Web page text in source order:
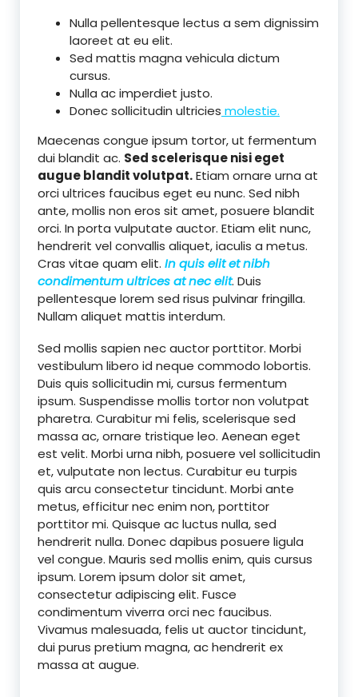
Nulla pellentesque lectus a sem dignissim
laoreet at eu elit.
Sed mattis magna vehicula dictum
cursus.
Nulla ac imperdiet justo.
Donec sollicitudin ultricies molestie.
Maecenas congue ipsum tortor, ut fermentum
dui blandit ac. Sed scelerisque nisi eget
augue blandit volutpat.Etiam ornare urna at
orci ultrices faucibus eget eu nunc. Sed nibh
ante, mollis non eros sit amet, posuere blandit
orci. In porta vulputate auctor. Etiam elit nunc,
hendrerit vel convallis aliquet, iaculis a metus.
Cras vitae quam elit. In quis elit et nibh
condimentum ultrices at nec elit. Duis
pellentesque lorem sed risus pulvinar fringilla.
Nullam aliquet mattis interdum.
Sed mollis sapien nec auctor porttitor. Morbi
vestibulum libero id neque commodo lobortis.
Duis quis sollicitudin mi, cursus fermentum
ipsum. Suspendisse mollis tortor non volutpat
pharetra. Curabitur mi felis, scelerisque sed
massa ac, ornare tristique leo. Aenean eget
est velit. Morbi urna nibh, posuere vel sollicitudin
et, vulputate non lectus. Curabitur eu turpis
quis arcu consectetur tincidunt. Morbi ante
metus, efficitur nec enim non, porttitor
porttitor mi. Quisque ac luctus nulla, sed
hendrerit nulla. Donec dapibus posuere ligula
vel congue. Mauris sed mollis enim, quis cursus
ipsum. Lorem ipsum dolor sit amet,
consectetur adipiscing elit. Fusce
condimentum viverra orci nec faucibus.
Vivamus malesuada, felis ut auctor tincidunt,
dui purus pretium magna, ac hendrerit ex
massa at augue.